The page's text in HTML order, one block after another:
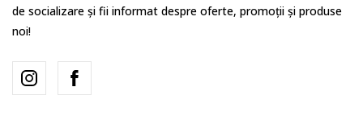
de socializare și fii informat despre oferte, promoții și produse
noi!